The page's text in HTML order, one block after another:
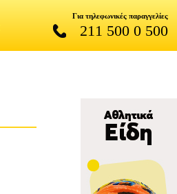
Για τηλεφωνικές παραγγελίες
211 500 0 500